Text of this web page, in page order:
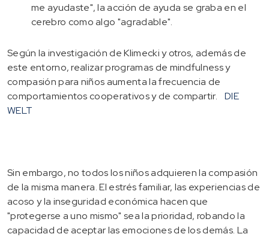
me ayudaste", la acción de ayuda se graba en el
cerebro como algo "agradable".
Según la investigación de Klimecki y otros, además de
este entorno, realizar programas de mindfulness y
compasión para niños aumenta la frecuencia de
comportamientos cooperativos y de compartir.
DIE
WELT
Sin embargo, no todos los niños adquieren la compasión
de la misma manera. El estrés familiar, las experiencias de
acoso y la inseguridad económica hacen que
"protegerse a uno mismo" sea la prioridad, robando la
capacidad de aceptar las emociones de los demás. La